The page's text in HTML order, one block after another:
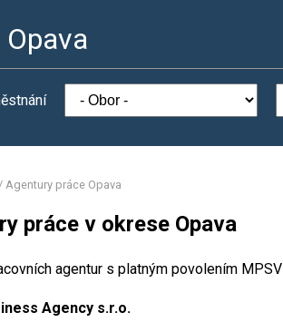
Opava
Agentury práce Opava
práce v okrese Opava
agentur s platným povolením
Agency s.r.o.